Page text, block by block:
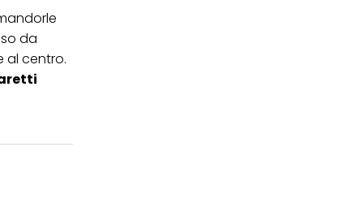
da
al centro.